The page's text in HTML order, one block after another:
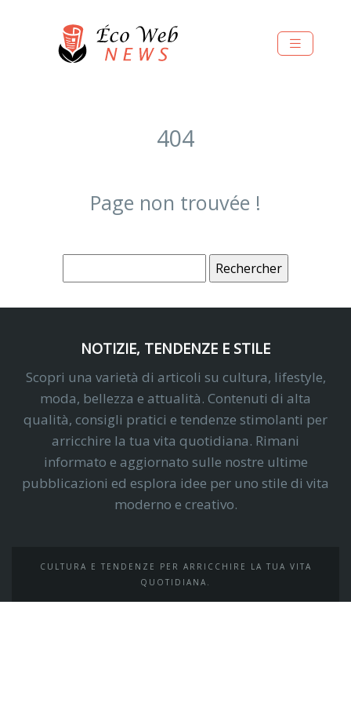
404
Page non trouvée !
NOTIZIE, TENDENZE E STILE
Scopri una varietà di articoli su cultura, lifestyle,
moda, bellezza e attualità. Contenuti di alta
qualità, consigli pratici e tendenze stimolanti per
arricchire la tua vita quotidiana. Rimani
informato e aggiornato sulle nostre ultime
pubblicazioni ed esplora idee per uno stile di vita
moderno e creativo.
CULTURA E TENDENZE PER ARRICCHIRE LA TUA VITA
QUOTIDIANA.